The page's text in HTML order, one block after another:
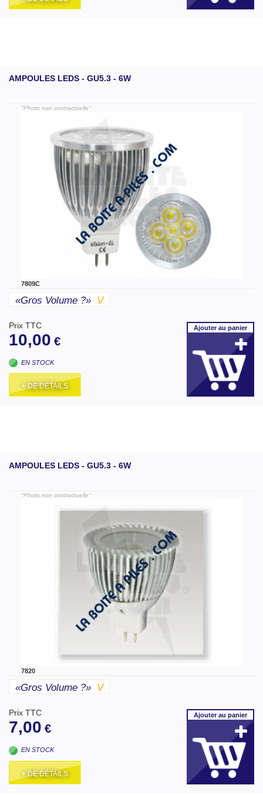
AMPOULES LEDS - GU5.3 - 6W
"Photo non contractuelle"
7809C
«gros Volume ?» V
Prix TTC
10,00 €
EN STOCK
+ DE DÉTAILS
Ajouterau panier
AMPOULES LEDS - GU5.3 - 6W
"Photo non contractuelle"
7820
«gros Volume ?» V
Prix TTC
7,00 €
EN STOCK
+ DE DÉTAILS
Ajouterau panier